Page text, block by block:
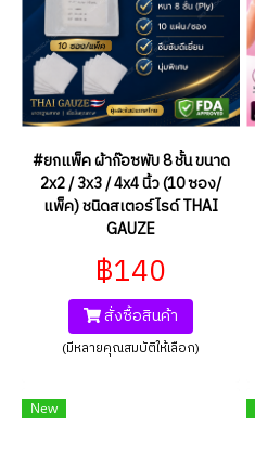
#ยกแพ็ค ผ้าก๊อซพับ 8 ชั้น ขนาด
2x2 / 3x3 / 4x4 นิ้ว (10 ซอง/
แพ็ค) ชนิดสเตอร์ไรด์ THAI
GAUZE
฿140
สั่งซื้อสินค้า
(มีหลายคุณสมบัติให้เลือก)
New